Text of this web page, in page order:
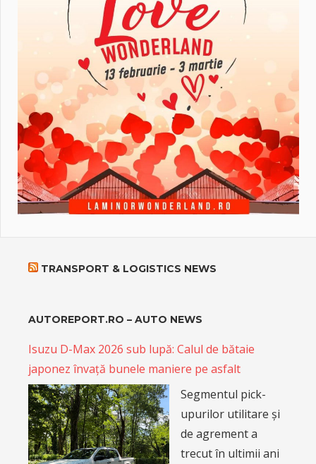
TRANSPORT & LOGISTICS NEWS
AUTOREPORT.RO – AUTO NEWS
Isuzu D-Max 2026 sub lupă: Calul de bătaie
japonez învață bunele maniere pe asfalt
Segmentul pick-
upurilor utilitare și
de agrement a
trecut în ultimii ani